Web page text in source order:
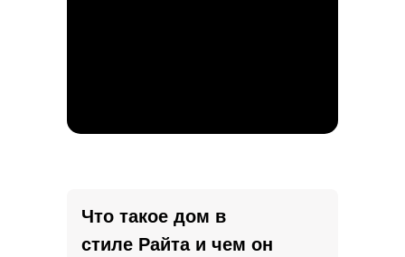
Что такое дом в
стиле Райта и чем он